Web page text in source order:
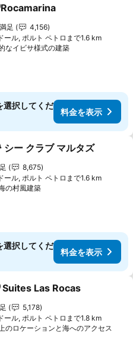
気に入りに追加
ランク
足
4,156
ール, ポルト ペトロまで1.6 km
なイビサ様式の建築
選択してくだ
料金を表示
気に入りに追加
シー クラブ マルタズ
ランク
8,675
ール, ポルト ペトロまで1.6 km
の村風建築
選択してくだ
料金を表示
気に入りに追加
Las Rocas
ランク
5,178
ール, ポルト ペトロまで1.8 km
のロケーションと海へのアクセス